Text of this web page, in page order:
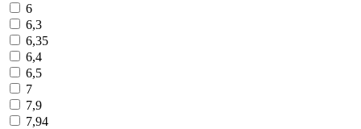
6
6,3
6,35
6,4
6,5
7
7,9
7,94